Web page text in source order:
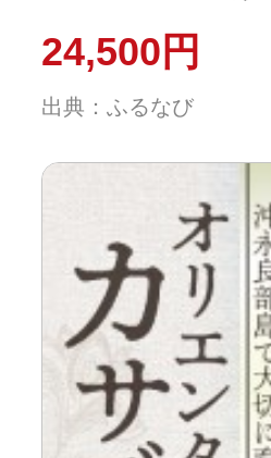
（gold）
24,500円
出典：ふるなび